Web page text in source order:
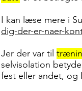
I kan læse mere i
dig-der-er-naer-
Jer der var til
selvisolation
fest eller andet, og